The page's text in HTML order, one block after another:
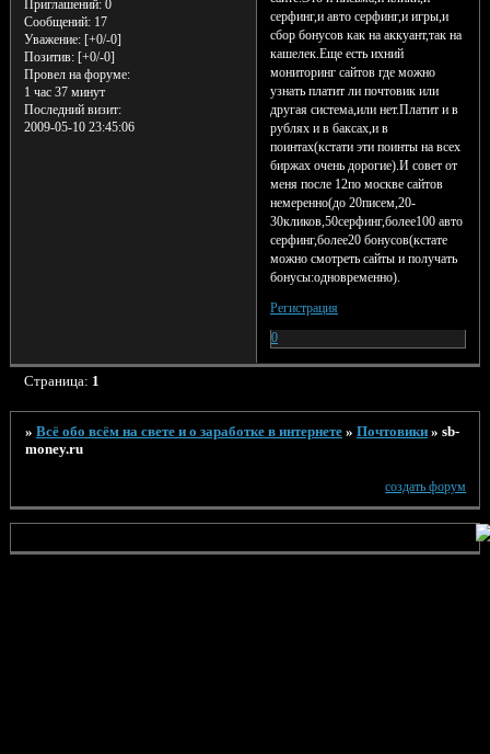
Приглашений:0
Сообщений:17
Уважение: [+0/-0]
Позитив: [+0/-0]
Провел на форуме:
1 час 37 минут
Последний визит:
2009-05-10 23:45:06
серфинг,и авто серфинг,и игры,и
сбор бонусов как на аккуант,так на
кашелек.Еще есть ихний
мониторинг сайтов где можно
узнать платит ли почтовик или
другая система,или нет.Платит и в
рублях и в баксах,и в
поинтах(кстати эти поинты на всех
биржах очень дорогие).И совет от
меня после 12по москве сайтов
немеренно(до 20писем,20-
30кликов,50серфинг,более100 авто
серфинг,более20 бонусов(кстате
можно смотреть сайты и получать
бонусы:одновременно).
Регистрация
0
Страница: 1
» Всё обо всём на свете и о заработке в интернете » Почтовики » sb-
money.ru
создать форум